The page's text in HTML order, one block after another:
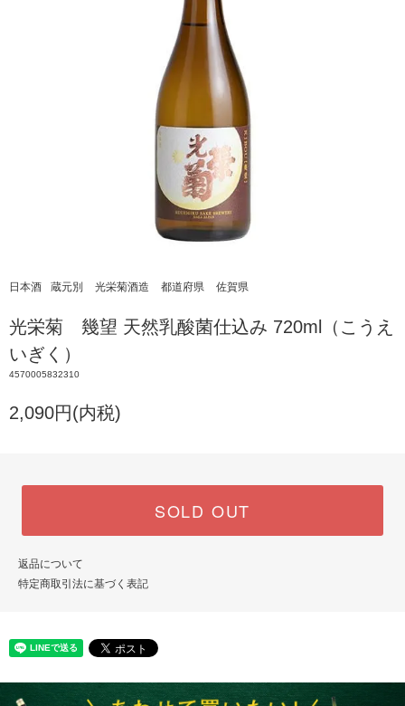
日本酒 蔵元別 光栄菊酒造 都道府県 佐賀県
光栄菊 幾望 天然乳酸菌仕込み 720ml（こうえ
いぎく）
4570005832310
2,090円(内税)
SOLD OUT
返品について
特定商取引法に基づく表記